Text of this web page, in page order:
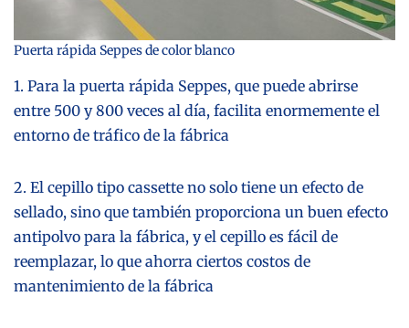
Puerta rápida Seppes de color blanco
1. Para la puerta rápida Seppes, que puede abrirse
entre 500 y 800 veces al día, facilita enormemente el
entorno de tráfico de la fábrica
2. El cepillo tipo cassette no solo tiene un efecto de
sellado, sino que también proporciona un buen efecto
antipolvo para la fábrica, y el cepillo es fácil de
reemplazar, lo que ahorra ciertos costos de
mantenimiento de la fábrica